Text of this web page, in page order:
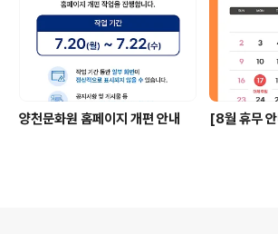
양천문화원 홈페이지 개편 안내 [8월 휴무